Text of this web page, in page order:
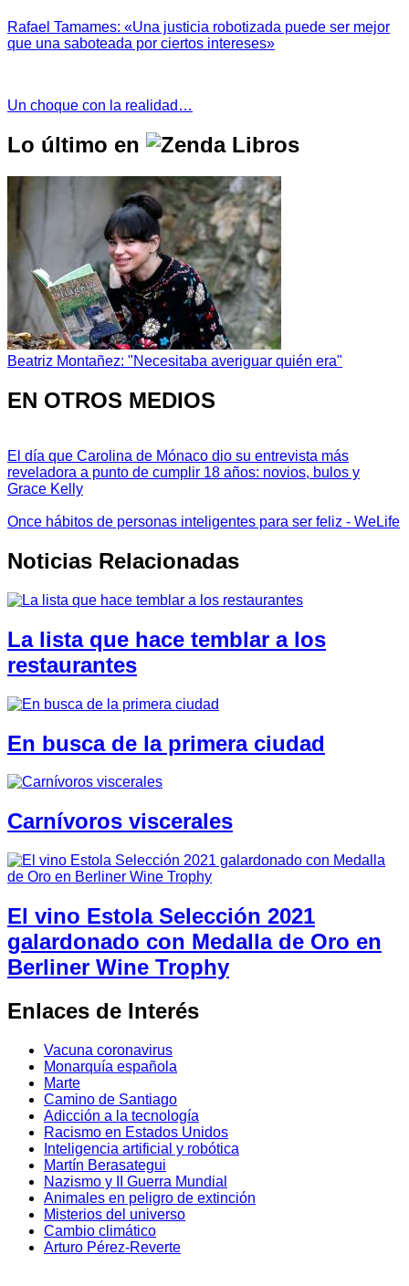
Rafael Tamames: «Una justicia robotizada puede ser mejor
que una saboteada por ciertos intereses»
Un choque con la realidad…
Lo último en
Beatriz Montañez: "Necesitaba averiguar quién era"
EN OTROS MEDIOS
El día que Carolina de Mónaco dio su entrevista más
reveladora a punto de cumplir 18 años: novios, bulos y
Grace Kelly
Once hábitos de personas inteligentes para ser feliz - WeLife
Noticias Relacionadas
La lista que hace temblar a los
restaurantes
En busca de la primera ciudad
Carnívoros viscerales
El vino Estola Selección 2021
galardonado con Medalla de Oro en
Berliner Wine Trophy
Enlaces de Interés
Vacuna coronavirus
Monarquía española
Marte
Camino de Santiago
Adicción a la tecnología
Racismo en Estados Unidos
Inteligencia artificial y robótica
Martín Berasategui
Nazismo y II Guerra Mundial
Animales en peligro de extinción
Misterios del universo
Cambio climático
Arturo Pérez-Reverte